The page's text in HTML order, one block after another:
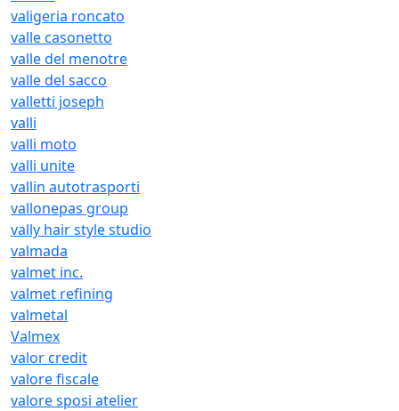
valigeria roncato
valle casonetto
valle del menotre
valle del sacco
valletti joseph
valli
valli moto
valli unite
vallin autotrasporti
vallonepas group
vally hair style studio
valmada
valmet inc.
valmet refining
valmetal
Valmex
valor credit
valore fiscale
valore sposi atelier